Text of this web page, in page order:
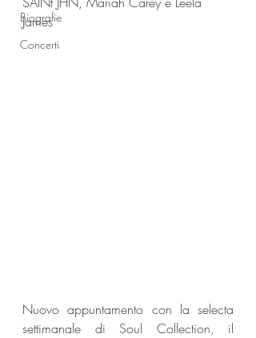
Biografie
Concerti
James
Nuovo appuntamento con la selecta
settimanale di Soul Collection, il